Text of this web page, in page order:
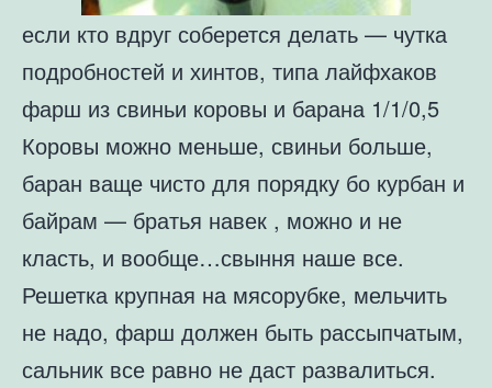
если кто вдруг соберется делать — чутка
подробностей и хинтов, типа лайфхаков
фарш из свиньи коровы и барана 1/1/0,5
Коровы можно меньше, свиньи больше,
баран ваще чисто для порядку бо курбан и
байрам — братья навек , можно и не
класть, и вообще…свыння наше все.
Решетка крупная на мясорубке, мельчить
не надо, фарш должен быть рассыпчатым,
сальник все равно не даст развалиться.